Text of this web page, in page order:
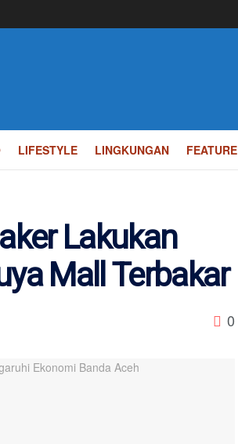
LIFESTYLE LINGKUNGAN FEATURE
Lakukan
Mall Terbakar
0